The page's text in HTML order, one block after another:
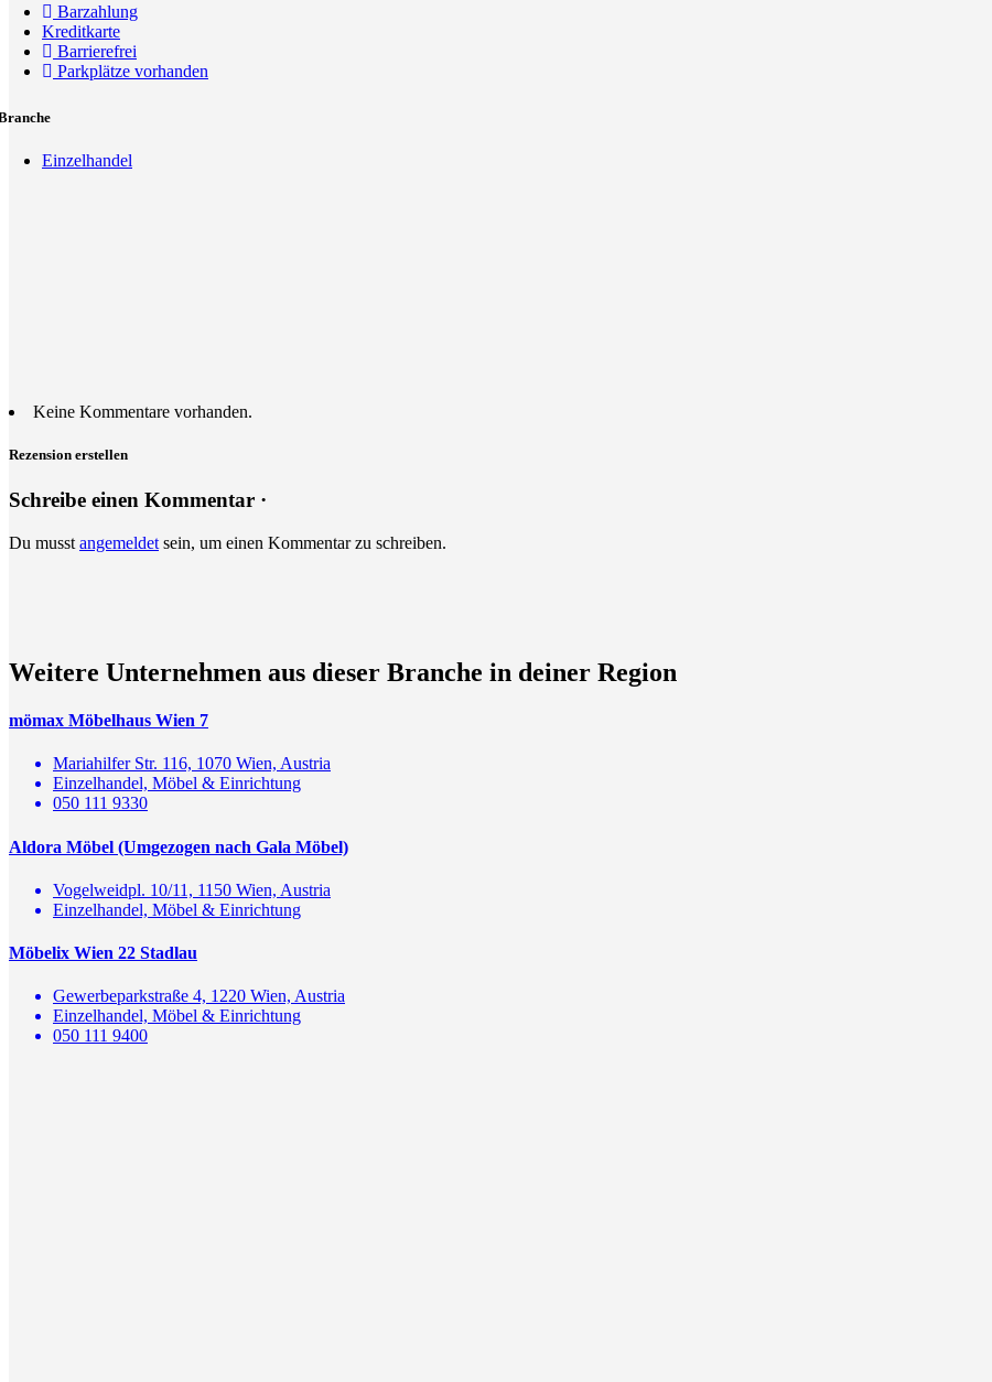
Barzahlung
Kreditkarte
Barrierefrei
Parkplätze vorhanden
Einzelhandel
Keine Kommentare vorhanden.
Rezension erstellen
Schreibe einen Kommentar ·
Du musst angemeldet sein, um einen Kommentar zu schreiben.
Weitere Unternehmen aus dieser Branche in deiner Region
mömax Möbelhaus Wien 7
Mariahilfer Str. 116, 1070 Wien, Austria
Einzelhandel, Möbel & Einrichtung
050 111 9330
Aldora Möbel (Umgezogen nach Gala Möbel)
Vogelweidpl. 10/11, 1150 Wien, Austria
Einzelhandel, Möbel & Einrichtung
Möbelix Wien 22 Stadlau
Gewerbeparkstraße 4, 1220 Wien, Austria
Einzelhandel, Möbel & Einrichtung
050 111 9400